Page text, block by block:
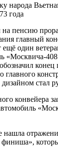
народа
года
пенсию
главный
ещё один
«Москвича-
конец
главного
стал
конвейера
нашла
финиша»,